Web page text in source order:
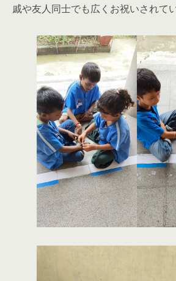
戚や友人同士でも広くお祝いされてい